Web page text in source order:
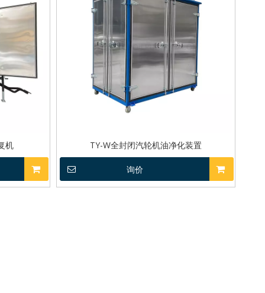
机 TY-W全封闭汽轮机油净化装置
询价